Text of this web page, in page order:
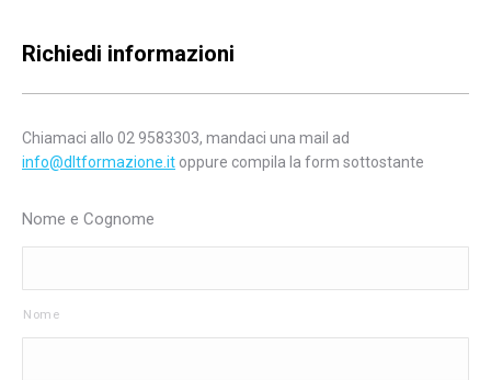
Richiedi informazioni
Chiamaci allo 02 9583303, mandaci una mail ad
info@dltformazione.it oppure compila la form sottostante
Nome e Cognome
Nome